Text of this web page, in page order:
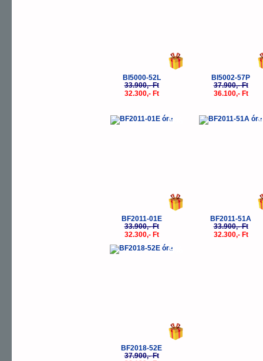
BI5000-52L
33.900,- Ft
32.300,- Ft
BI5002-57P
37.900,- Ft
36.100,- Ft
-5%
BF2011-01E
33.900,- Ft
32.300,- Ft
-
BF2011-51A
33.900,- Ft
32.300,- Ft
-5%
BF2018-52E
37.900,- Ft